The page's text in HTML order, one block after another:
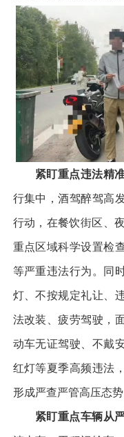
紧盯重点违法精
行集中，酒驾醉驾高
行动，在餐饮街区、
重点区域科学设置检
等严重违法行为。同
灯、不按规定礼让、
法改装、疲劳驾驶，
动车无证驾驶、不戴
红灯等夏季高频违法
形成严查严管高压态势
紧盯重点车辆从